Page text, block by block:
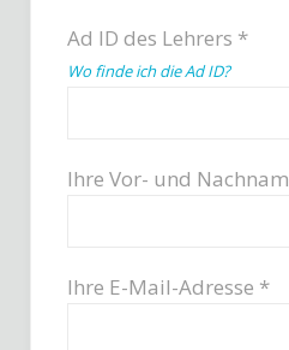
Ad ID des Lehrers *
Wo finde ich die Ad ID?
Ihre Vor- und
Ihre E-Mail-Adresse *